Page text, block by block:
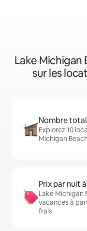
Lake Michigan
sur les
Nombre
Explorez 10
Michigan
Prix par nuit
Lake Michigan
vacances à
frais